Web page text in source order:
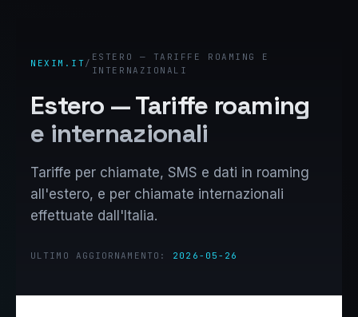
NEXIM.IT/
ESTERO — TARIFFE ROAMING E
INTERNAZIONALI
Estero — Tariffe roaming
e internazionali
Tariffe per chiamate, SMS e dati in roaming
all'estero, e per chiamate internazionali
effettuate dall'Italia.
ULTIMO AGGIORNAMENTO: 2026-05-26